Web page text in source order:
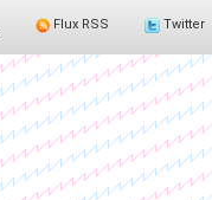
Flux RSS Twitter